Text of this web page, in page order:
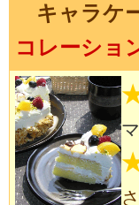
キャラケ
コレーショ